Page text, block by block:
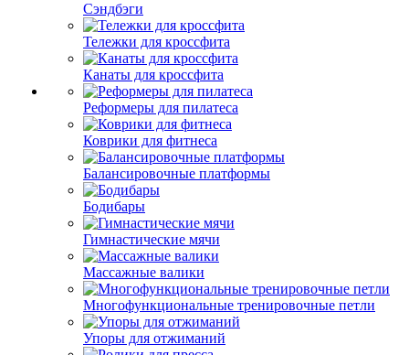
Сэндбэги
Тележки для кроссфита
Канаты для кроссфита
Реформеры для пилатеса
Коврики для фитнеса
Балансировочные платформы
Бодибары
Гимнастические мячи
Массажные валики
Многофункциональные тренировочные петли
Упоры для отжиманий